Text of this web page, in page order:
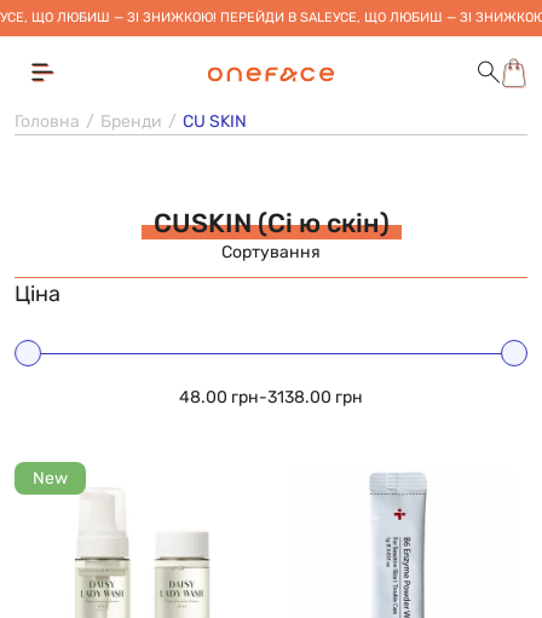
УСЕ, ЩО ЛЮБИШ — ЗІ ЗНИЖКОЮ! ПЕРЕЙДИ В SALEУСЕ, ЩО ЛЮБИШ — ЗІ
Головна Бренди CU SKIN
CUSKIN (Сі ю скін)
Сортування
Ціна
48.00 грн-3138.00 грн
New